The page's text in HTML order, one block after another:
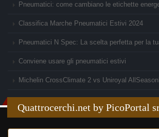
Pneumatici: come cambiano le etichette
Classifica Marche Pneumatici Estivi 2024
Pneumatici N Spec: La scelta perfetta per la
Conviene usare gli pneumatici estivi
Michelin CrossClimate 2 vs Uniroyal
Quattrocerchi.net by PicoPortal